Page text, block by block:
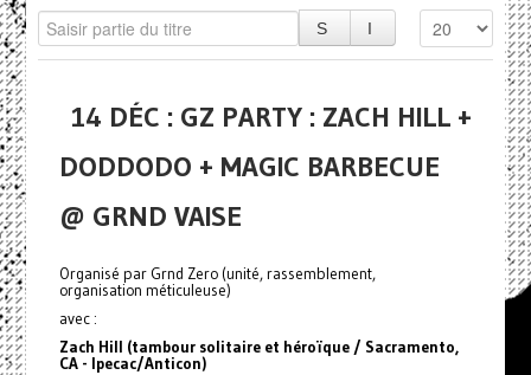
14 DÉC : GZ PARTY : ZACH HILL +
DODDODO + MAGIC BARBECUE
@ GRND VAISE
Organisé par Grnd Zero (unité, rassemblement,
organisation méticuleuse)
avec :
Zach Hill (tambour solitaire et héroïque / Sacramento,
CA - Ipecac/Anticon)